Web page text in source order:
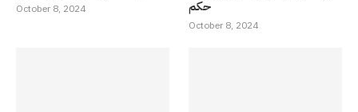
October 8, 2024
حکم
October 8, 2024